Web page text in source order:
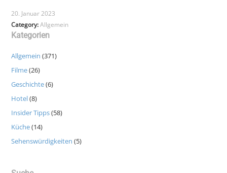
20. Januar 2023
Category:Allgemein
Kategorien
Allgemein (371)
Filme(26)
Geschichte(6)
Hotel(8)
Insider Tipps(58)
Küche(14)
Sehenswürdigkeiten (5)